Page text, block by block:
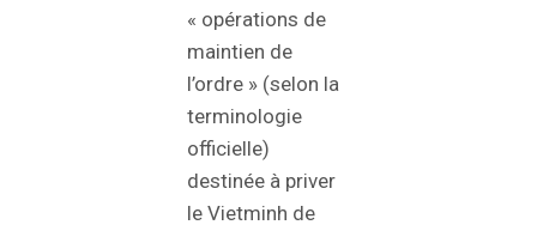
« opérations de
maintien de
l’ordre » (selon la
terminologie
officielle)
destinée à priver
le Vietminh de